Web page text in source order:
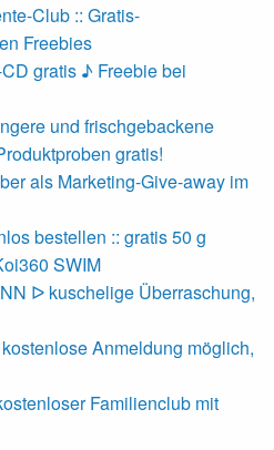
Club :: Gratis-
Freebies
gratis ♪ Freebie bei
und frischgebackene
gratis!
als Marketing-Give-away im
bestellen :: gratis 50 g
SWIM
ᐅ kuschelige Überraschung,
Anmeldung möglich,
Familienclub mit